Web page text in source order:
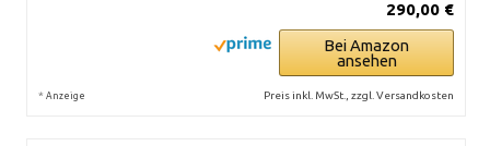
290,00 €
Bei Amazon
ansehen
* Anzeige Preis inkl. MwSt., zzgl. Versandkosten